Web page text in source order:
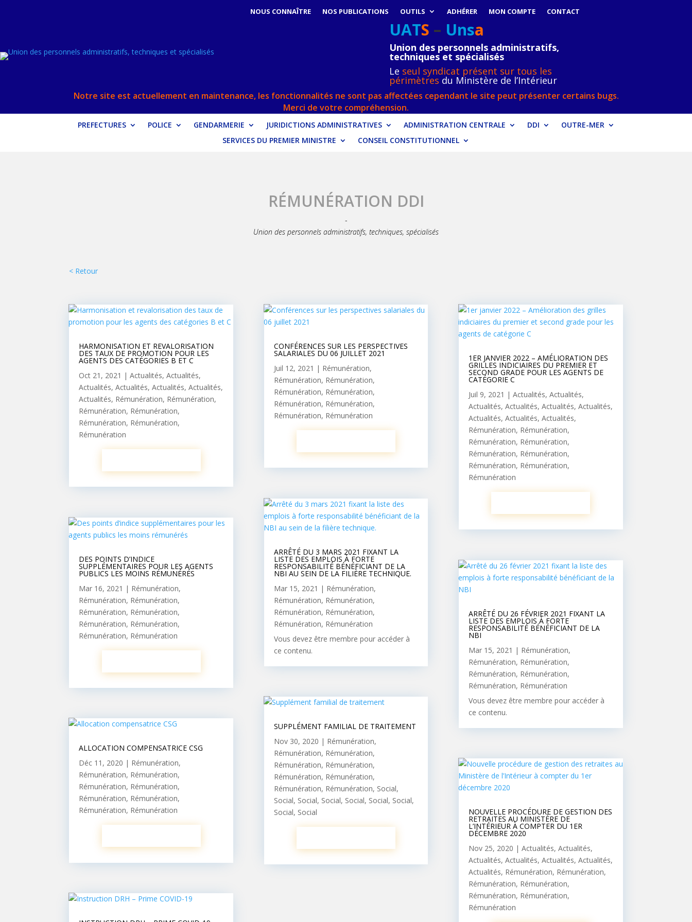
NOUS CONNAÎTRE NOS PUBLICATIONS OUTILS ADHÉRER MON COMPTE CONTACT
UATS – Unsa
Union des personnels administratifs,
techniques et spécialisés
Le seul syndicat présent sur tous les
périmètres du Ministère de l’Intérieur
Notre site est actuellement en maintenance, les fonctionnalités ne sont pas affectées cependant le site peut présenter certains bugs.
Merci de votre compréhension.
PREFECTURES POLICE GENDARMERIE JURIDICTIONS ADMINISTRATIVES ADMINISTRATION CENTRALE DDI
OUTRE-MER
SERVICES DU PREMIER MINISTRE
CONSEIL CONSTITUTIONNEL
RÉMUNÉRATION DDI
-
Union des personnels administratifs, techniques, spécialisés
< Retour
HARMONISATION ET REVALORISATION
DES TAUX DE PROMOTION POUR LES
AGENTS DES CATÉGORIES B ET C
Oct 21, 2021 |Actualités,Actualités,
Actualités,Actualités,Actualités,Actualités,
Actualités, Rémunération, Rémunération,
Rémunération, Rémunération,
Rémunération, Rémunération,
Rémunération
DES POINTS D’INDICE
SUPPLÉMENTAIRES POUR LES AGENTS
PUBLICS LES MOINS RÉMUNÉRÉS
Mar 16, 2021 | Rémunération,
Rémunération, Rémunération,
Rémunération, Rémunération,
Rémunération, Rémunération,
Rémunération, Rémunération
ALLOCATION COMPENSATRICE CSG
Déc 11, 2020 | Rémunération,
Rémunération, Rémunération,
Rémunération, Rémunération,
Rémunération, Rémunération,
Rémunération, Rémunération
CONFÉRENCES SUR LES PERSPECTIVES
SALARIALES DU 06 JUILLET 2021
Juil 12, 2021 | Rémunération,
Rémunération, Rémunération,
Rémunération, Rémunération,
Rémunération, Rémunération,
Rémunération, Rémunération
ARRÊTÉ DU 3 MARS 2021 FIXANT LA
LISTE DES EMPLOIS À FORTE
RESPONSABILITÉ BÉNÉFICIANT DE LA
NBI AU SEIN DE LA FILIÈRE TECHNIQUE.
Mar 15, 2021 | Rémunération,
Rémunération, Rémunération,
Rémunération, Rémunération,
Rémunération, Rémunération
Vous devez être membre pour accéder à
ce contenu.
SUPPLÉMENT FAMILIAL DE TRAITEMENT
Nov 30, 2020 | Rémunération,
Rémunération, Rémunération,
Rémunération, Rémunération,
Rémunération, Rémunération,
Rémunération, Rémunération, Social,
Social, Social, Social, Social, Social, Social,
Social, Social
1ER JANVIER 2022 – AMÉLIORATION DES
GRILLES INDICIAIRES DU PREMIER ET
SECOND GRADE POUR LES AGENTS DE
CATÉGORIE C
Juil 9, 2021 | Actualités, Actualités,
Actualités, Actualités, Actualités, Actualités,
Actualités, Actualités, Actualités,
Rémunération, Rémunération,
Rémunération, Rémunération,
Rémunération, Rémunération,
Rémunération, Rémunération,
Rémunération
ARRÊTÉ DU 26 FÉVRIER 2021 FIXANT LA
LISTE DES EMPLOIS À FORTE
RESPONSABILITÉ BÉNÉFICIANT DE LA
NBI
Mar 15, 2021 | Rémunération,
Rémunération, Rémunération,
Rémunération, Rémunération,
Rémunération, Rémunération
Vous devez être membre pour accéder à
ce contenu.
NOUVELLE PROCÉDURE DE GESTION DES
RETRAITES AU MINISTÈRE DE
L’INTÉRIEUR À COMPTER DU 1ER
DÉCEMBRE 2020
Nov 25, 2020 | Actualités, Actualités,
Actualités, Actualités, Actualités, Actualités,
Actualités, Rémunération, Rémunération,
Rémunération, Rémunération,
Rémunération, Rémunération,
Rémunération